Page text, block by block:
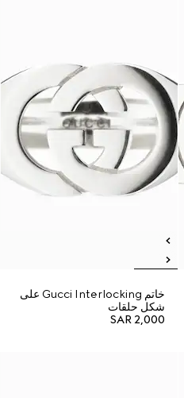
خاتم Gucci Interlocking على
شكل حلقات
SAR 2,000